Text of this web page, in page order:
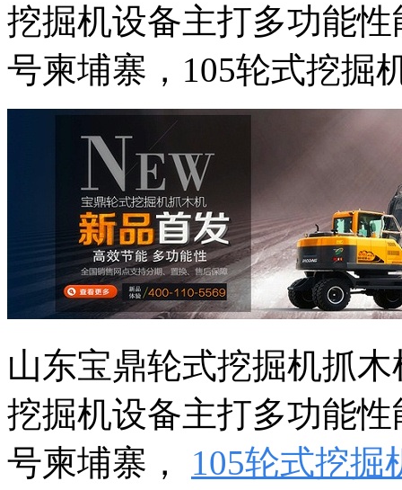
挖掘机设备主打多功能
号柬埔寨，105轮式挖掘
山东宝鼎轮式挖掘机抓
挖掘机设备主打多功能
号柬埔寨， 105轮式挖掘